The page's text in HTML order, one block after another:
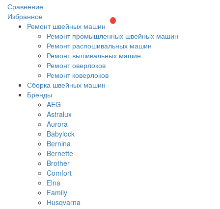
Сравнение
Избранное
Ремонт швейных машин
Ремонт промышленных швейных машин
Ремонт распошивальных машин
Ремонт вышивальных машин
Ремонт оверлоков
Ремонт коверлоков
Сборка швейных машин
Бренды
AEG
Astralux
Aurora
Babylock
Bernina
Bernette
Brother
Comfort
Elna
Family
Husqvarna